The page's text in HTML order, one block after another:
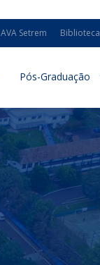
AVA Setrem Biblioteca
Pós-Graduação